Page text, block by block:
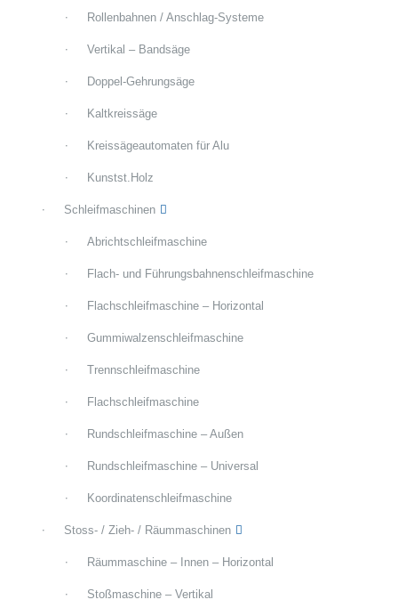
Rollenbahnen / Anschlag-Systeme
Vertikal – Bandsäge
Doppel-Gehrungsäge
Kaltkreissäge
Kreissägeautomaten für Alu
Kunstst.Holz
Schleifmaschinen
Abrichtschleifmaschine
Flach- und Führungsbahnenschleifmaschine
Flachschleifmaschine – Horizontal
Gummiwalzenschleifmaschine
Trennschleifmaschine
Flachschleifmaschine
Rundschleifmaschine – Außen
Rundschleifmaschine – Universal
Koordinatenschleifmaschine
Stoss- / Zieh- / Räummaschinen
Räummaschine – Innen – Horizontal
Stoßmaschine – Vertikal